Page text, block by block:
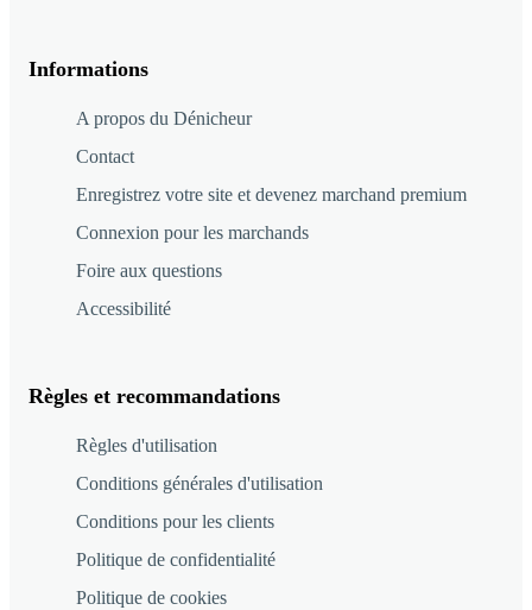
Informations
A propos du Dénicheur
Contact
Enregistrez votre site et devenez marchand premium
Connexion pour les marchands
Foire aux questions
Accessibilité
Règles et recommandations
Règles d'utilisation
Conditions générales d'utilisation
Conditions pour les clients
Politique de confidentialité
Politique de cookies